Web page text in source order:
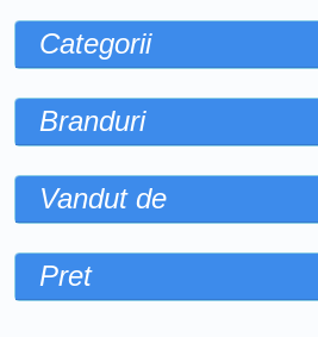
Categorii
Branduri
Vandut de
Pret